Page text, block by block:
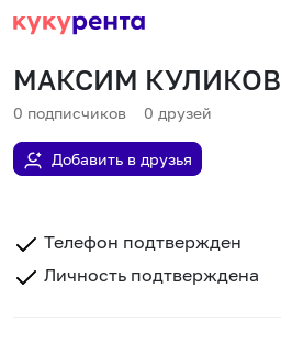
МАКСИМ КУЛИКОВ
0 подписчиков 0 друзей
Добавить в друзья
Телефон подтвержден
Личность подтверждена